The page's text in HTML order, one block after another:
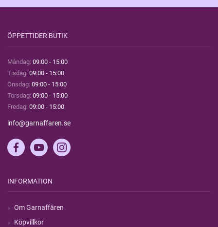
ÖPPETTIDER BUTIK
Måndag: 09:00 - 15:00
Tisdag: 09:00 - 15:00
Onsdag: 09:00 - 15:00
Torsdag: 09:00 - 15:00
Fredag: 09:00 - 15:00
info@garnaffaren.se
INFORMATION
Om Garnaffären
Köpvillkor